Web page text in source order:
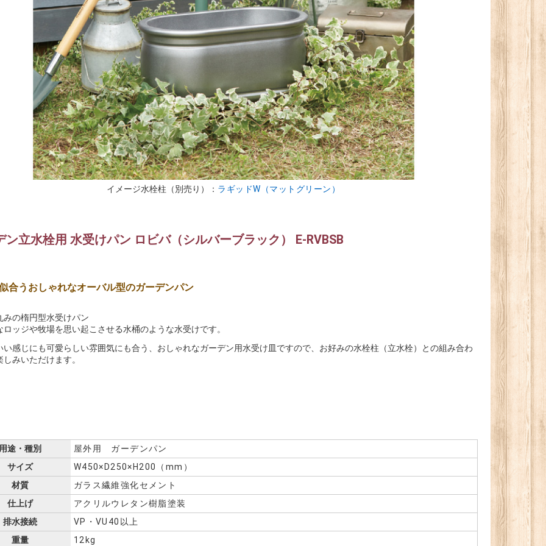
イメージ水栓柱（別売り）： ラギッドW（マットグリーン）
ン立水栓用 水受けパン ロビバ（シルバーブラック） E-RVBSB
合うおしゃれなオーバル型のガーデンパン
みの楕円型水受けパン
ロッジや牧場を思い起こさせる水桶のような水受けです。
い感じにも可愛らしい雰囲気にも合う、おしゃれなガーデン用水受け皿ですので、お好みの水栓柱（立水栓）との組み合わ
みいただけます。
途・種別
屋外用 ガーデンパン
サイズ
W450×D250×H200（mm）
材質
ガラス繊維強化セメント
仕上げ
アクリルウレタン樹脂塗装
排水接続
VP・VU40以上
重量
12kg